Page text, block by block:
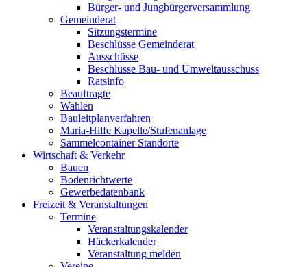
Bürger- und Jungbürgerversammlung
Gemeinderat
Sitzungstermine
Beschlüsse Gemeinderat
Ausschüsse
Beschlüsse Bau- und Umweltausschuss
Ratsinfo
Beauftragte
Wahlen
Bauleitplanverfahren
Maria-Hilfe Kapelle/Stufenanlage
Sammelcontainer Standorte
Wirtschaft & Verkehr
Bauen
Bodenrichtwerte
Gewerbedatenbank
Freizeit & Veranstaltungen
Termine
Veranstaltungskalender
Häckerkalender
Veranstaltung melden